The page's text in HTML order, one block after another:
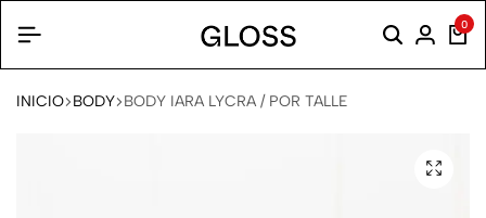
0
INICIO BODY BODY IARA LYCRA / POR TALLE